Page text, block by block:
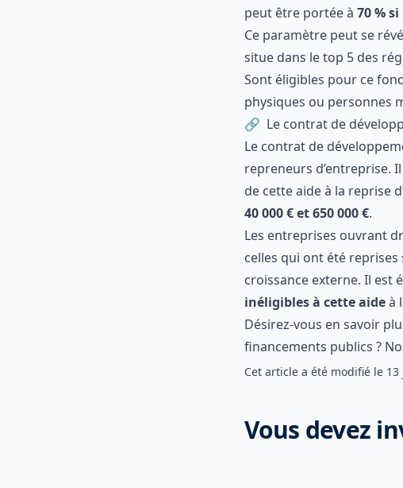
La garantie
Lagarantie
de croissance externe
d’entreprise ouvre
garantie peut être
Ce paramètre peut se
se situe dans letop 5
Sont éligibles pour ce
personnes physiques
Le contrat de
Lecontrat de
Bpifrance aux
personnelle. Le
de l’apport bancaire,
Les entreprises
sont celles qui ont été
phase de croissance
éligibilité aux